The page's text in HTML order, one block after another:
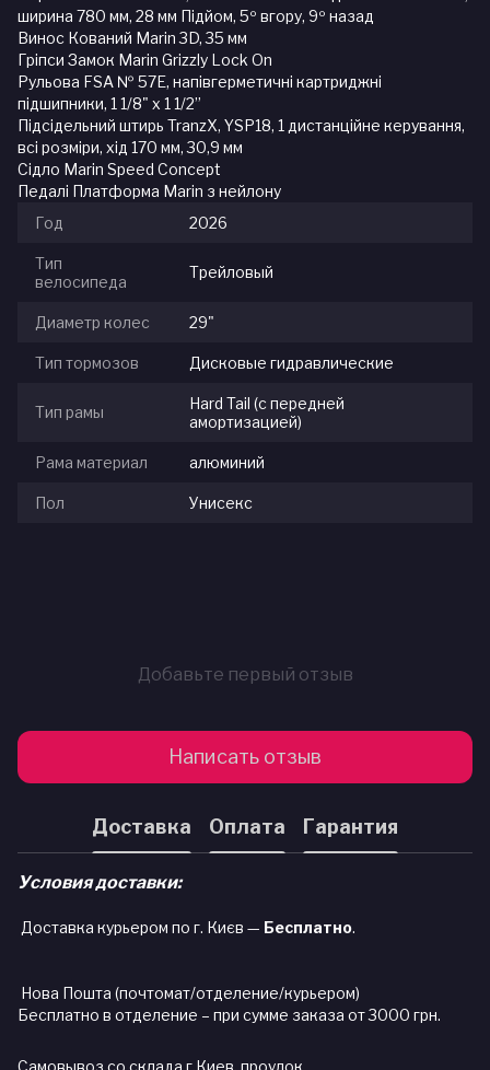
ширина 780 мм, 28 мм Підйом, 5º вгору, 9º назад
Винос Кований Marin 3D, 35 мм
Гріпси Замок Marin Grizzly Lock On
Рульова FSA № 57E, напівгерметичні картриджні
підшипники, 1 1/8" x 1 1/2”
Підсідельний штирь TranzX, YSP18, 1 дистанційне керування,
всі розміри, хід 170 мм, 30,9 мм
Сідло Marin Speed ​​Concept
Педалі Платформа Marin з нейлону
Год
2026
Тип
велосипеда
Трейловый
Диаметр колес 29"
Тип тормозов Дисковые гидравлические
Тип рамы
Hard Tail (с передней
амортизацией)
Рама материал алюминий
Пол Унисекс
Добавьте первый отзыв
Написать отзыв
Доставка Оплата Гарантия
Условия доставки:
Доставка курьером по г. Києв — Бесплатно.
Нова Пошта (почтомат/отделение/курьером)
Бесплатно в отделение – при сумме заказа от 3000 грн.
Самовывоз со склада г.Киев, проулок